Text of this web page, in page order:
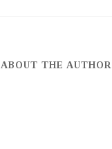
ABOUT THE AUTHOR